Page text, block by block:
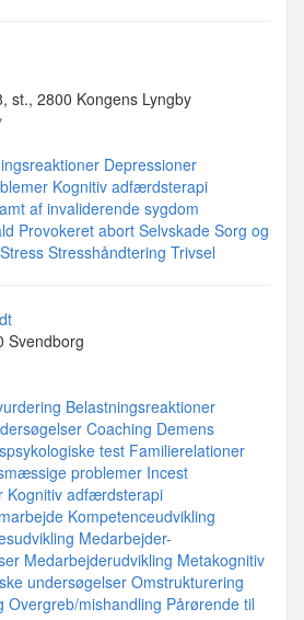
st., 2800 Kongens Lyngby
Depressioner
Kognitiv adfærdsterapi
af invaliderende sygdom
Provokeret abort Selvskade Sorg og
Stress Stresshåndtering Trivsel
Svendborg
Belastningsreaktioner
Coaching Demens
test Familierelationer
problemer Incest
Kognitiv adfærdsterapi
Kompetenceudvikling
Medarbejder-
Medarbejderudvikling Metakognitiv
undersøgelserOmstrukturering
Overgreb/mishandling Pårørende til